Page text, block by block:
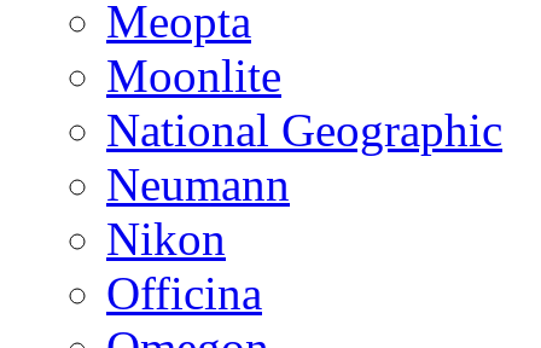
Meopta
Moonlite
National Geographic
Neumann
Nikon
Officina